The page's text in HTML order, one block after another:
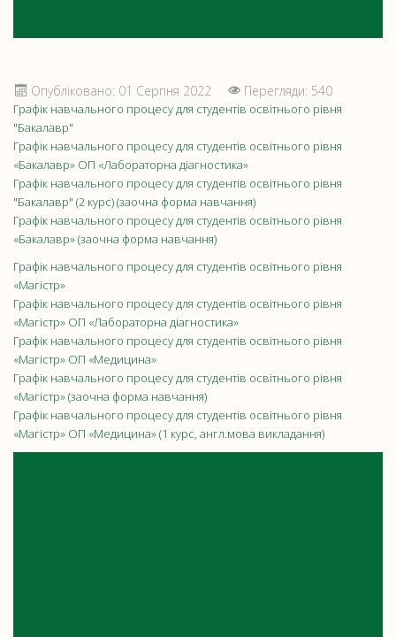
Опубліковано: 01 Серпня 2022 Перегляди: 540
Графік навчального процесу для студентів освітнього рівня
"Бакалавр"
Графік навчального процесу для студентів освітнього рівня
«Бакалавр» ОП «Лабораторна діагностика»
Графік навчального процесу для студентів освітнього рівня
"Бакалавр" (2 курс) (заочна форма навчання)
Графік навчального процесу для студентів освітнього рівня
«Бакалавр» (заочна форма навчання)
Графік навчального процесу для студентів освітнього рівня
«Магістр»
Графік навчального процесу для студентів освітнього рівня
«Магістр» ОП «Лабораторна діагностика»
Графік навчального процесу для студентів освітнього рівня
«Магістр» ОП «Медицина»
Графік навчального процесу для студентів освітнього рівня
«Магістр» (заочна форма навчання)
Графік навчального процесу для студентів освітнього рівня
«Магістр» ОП «Медицина» (1 курс, англ.мова викладання)